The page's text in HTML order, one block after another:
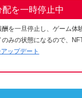
を一時停止中
を一旦停止し、ゲーム
みの状態になるので、
ップデート